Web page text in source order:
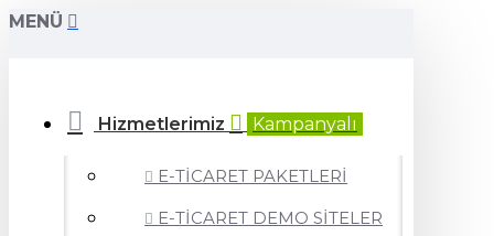
MENÜ
Hizmetlerimiz Kampanyalı
E-TİCARET PAKETLERİ
E-TİCARET DEMO SİTELER